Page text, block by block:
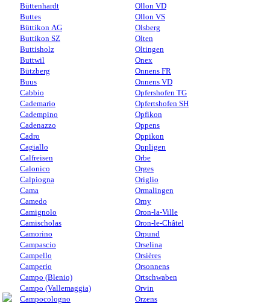
Büttenhardt
Buttes
Büttikon AG
Buttikon SZ
Buttisholz
Buttwil
Bützberg
Buus
Cabbio
Cademario
Cadempino
Cadenazzo
Cadro
Cagiallo
Calfreisen
Calonico
Calpiogna
Cama
Camedo
Camignolo
Camischolas
Camorino
Campascio
Campello
Camperio
Campo (Blenio)
Campo (Vallemaggia)
Campocologno
Ollon VD
Ollon VS
Olsberg
Olten
Oltingen
Onex
Onnens FR
Onnens VD
Opfershofen TG
Opfertshofen SH
Opfikon
Oppens
Oppikon
Oppligen
Orbe
Orges
Origlio
Ormalingen
Orny
Oron-la-Ville
Oron-le-Châtel
Orpund
Orselina
Orsières
Orsonnens
Ortschwaben
Orvin
Orzens